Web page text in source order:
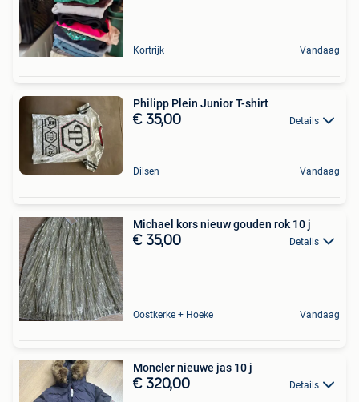
Kortrijk Vandaag
Philipp Plein Junior T-shirt
€ 35,00 Details
Dilsen Vandaag
Michael kors nieuw gouden rok 10 j
€ 35,00 Details
Oostkerke + Hoeke Vandaag
Moncler nieuwe jas 10 j
€ 320,00 Details